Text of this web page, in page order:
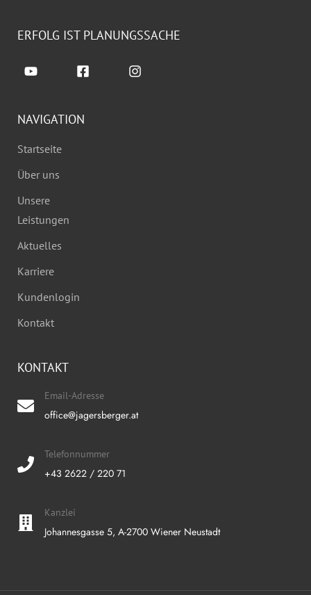
ERFOLG IST PLANUNGSSACHE
NAVIGATION
Startseite
Über uns
Unsere
Leistungen
Aktuelles
Karriere
Kundenlogin
Kontakt
KONTAKT
Email-Adresse
office@jagersberger.at
Telefonnummer
+43 2622 / 220 71
Kanzlei
Johannesgasse 5, A-2700 Wiener Neustadt